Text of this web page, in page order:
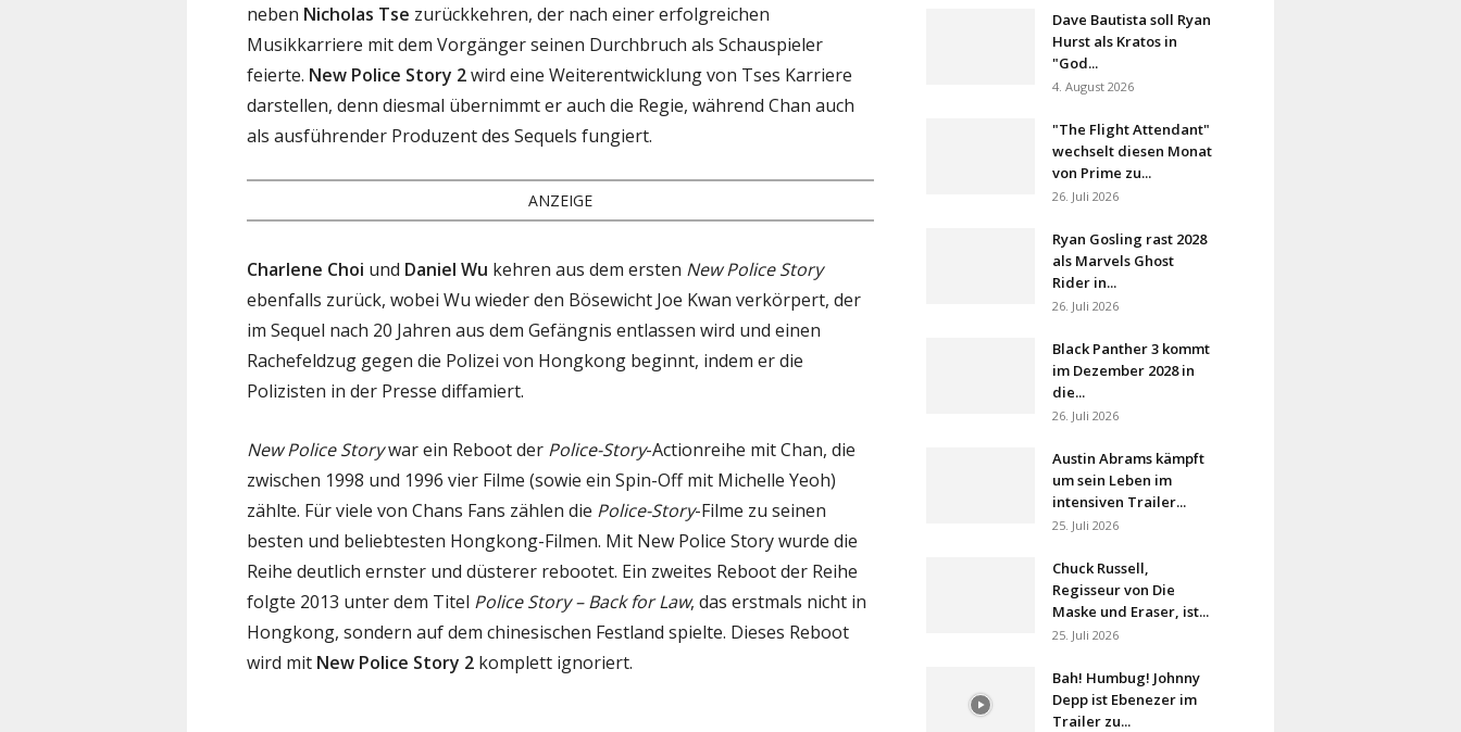
neben Nicholas Tse zurückkehren, der nach einer erfolgreichen
Musikkarriere mit dem Vorgänger seinen Durchbruch als Schauspieler
feierte. New Police Story 2wird eine Weiterentwicklung von Tses Karriere
darstellen, denn diesmal übernimmt er auch die Regie, während Chan auch
als ausführender Produzent des Sequels fungiert.
ANZEIGE
Charlene Choi und Daniel Wu kehren aus dem ersten New Police Story
ebenfalls zurück, wobei Wu wieder den Bösewicht Joe Kwan verkörpert, der
im Sequel nach 20 Jahren aus dem Gefängnis entlassen wird und einen
Rachefeldzug gegen die Polizei von Hongkong beginnt, indem er die
Polizisten in der Presse diffamiert.
New Police Storywar ein Reboot der Police-Story-Actionreihe mit Chan, die
zwischen 1998 und 1996 vier Filme (sowie ein Spin-Off mit Michelle Yeoh)
zählte. Für viele von Chans Fans zählen die Police-Story-Filme zu seinen
besten und beliebtesten Hongkong-Filmen. Mit New Police Story wurde die
Reihe deutlich ernster und düsterer rebootet. Ein zweites Reboot der Reihe
folgte 2013 unter dem Titel Police Story – Back for Law, das erstmals nicht in
Hongkong, sondern auf dem chinesischen Festland spielte. Dieses Reboot
wird mit New Police Story 2 komplett ignoriert.
Dave Bautista soll Ryan
Hurst als Kratos in
"God...
4. August 2026
"The Flight Attendant"
wechselt diesen Monat
von Prime zu...
26. Juli 2026
Ryan Gosling rast 2028
als Marvels Ghost
Rider in...
26. Juli 2026
Black Panther 3 kommt
im Dezember 2028 in
die...
26. Juli 2026
Austin Abrams kämpft
um sein Leben im
intensiven Trailer...
25. Juli 2026
Chuck Russell,
Regisseur von Die
Maske und Eraser, ist...
25. Juli 2026
Bah! Humbug! Johnny
Depp ist Ebenezer im
Trailer zu...